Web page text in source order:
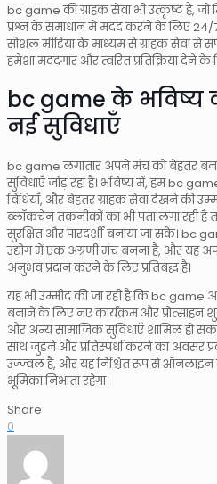
bc game की ग्राहक सेवा भी उत्कृष्ट है, जो
प्रश्न के समाधान में मदद करने के लिए 24/
सोशल मीडिया के माध्यम से ग्राहक सेवा से
हमेशा मददगार और त्वरित प्रतिक्रिया देने के
bc game के भविष्य
नई सुविधाएँ
bc game लगातार अपने मंच को बेहतर
सुविधाएँ जोड़ रहा है। भविष्य में, हम bc
विधियाँ, और बेहतर ग्राहक सेवा देखने की
ब्लॉकचेन तकनीकों का भी पता लगा रही
सुरक्षित और पारदर्शी बनाया जा सके। bc
उद्योग में एक अग्रणी मंच बनना है, और यह
अनुभव प्रदान करने के लिए प्रतिबद्ध है।
यह भी उम्मीद की जा रही है कि bc
बनाने के लिए नए कार्यक्रम और प्रोत्साहन
और अन्य सामाजिक सुविधाएँ शामिल हो
साथ जुड़ने और प्रतिस्पर्धा करने का अवसर
उज्ज्वल है, और यह निश्चित रूप से ऑनलाइन
भूमिका निभाता रहेगा।
Share
0